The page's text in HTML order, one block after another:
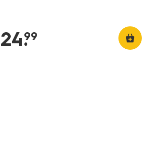
24.
99